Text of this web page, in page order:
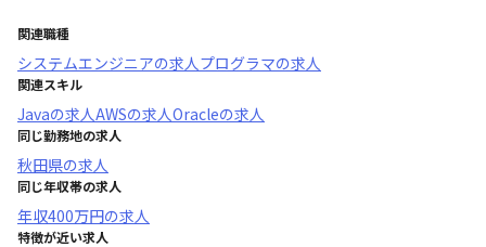
関連職種
システムエンジニアの求人プログラマの求人
関連スキル
Javaの求人AWSの求人Oracleの求人
同じ勤務地の求人
秋田県の求人
同じ年収帯の求人
年収400万円の求人
特徴が近い求人